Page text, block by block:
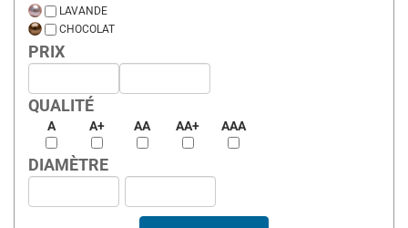
LAVANDE
CHOCOLAT
PRIX
QUALITÉ
A A+ AA AA+ AAA
DIAMÈTRE